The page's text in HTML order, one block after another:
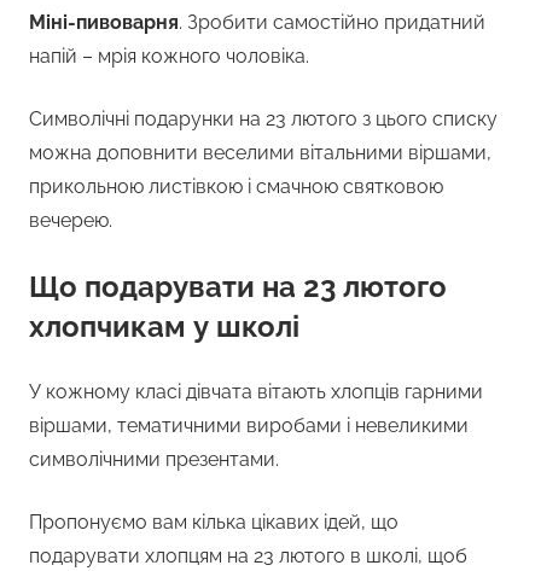
Міні-пивоварня. Зробити самостійно придатний
напій – мрія кожного чоловіка.
Символічні подарунки на 23 лютого з цього списку
можна доповнити веселими вітальними віршами,
прикольною листівкою і смачною святковою
вечерею.
Що подарувати на 23 лютого
хлопчикам у школі
У кожному класі дівчата вітають хлопців гарними
віршами, тематичними виробами і невеликими
символічними презентами.
Пропонуємо вам кілька цікавих ідей, що
подарувати хлопцям на 23 лютого в школі, щоб